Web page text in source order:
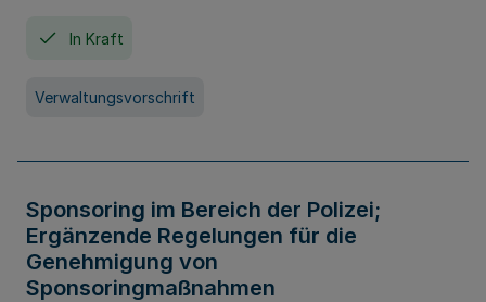
In Kraft
Verwaltungsvorschrift
Sponsoring im Bereich der Polizei;
Ergänzende Regelungen für die
Genehmigung von
Sponsoringmaßnahmen